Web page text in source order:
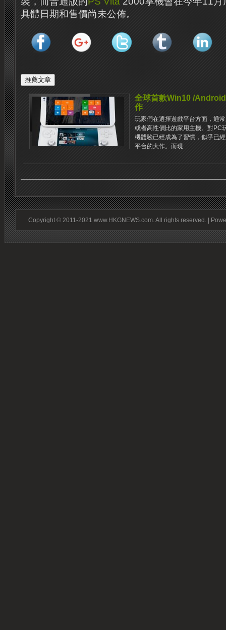
具體日期和售價尚未公佈。
全球首款Win10 /
作
玩家們在選擇遊戲平台方面，通
或者高性價比的家用主機。對PC
機體驗已經成為了習慣，似乎已
平台的大作。而現...
Copyright © 2011-2021 www.HKGNEWS.com. All rights reserved. |